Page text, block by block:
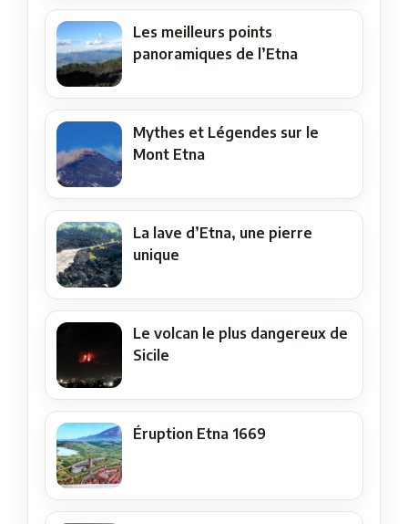
Les meilleurs points
panoramiques de l’Etna
Mythes et Légendes sur le
Mont Etna
La lave d’Etna, une pierre
unique
Le volcan le plus dangereux de
Sicile
Éruption Etna 1669